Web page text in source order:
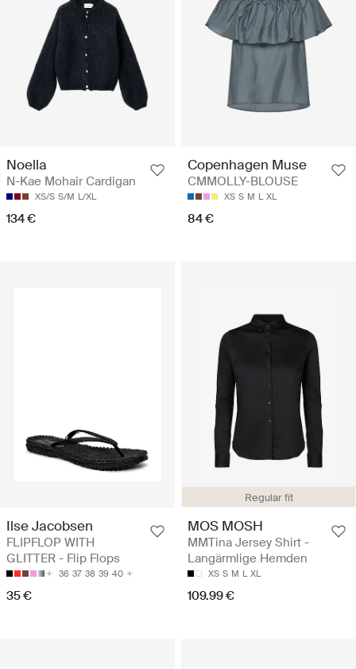
Noella
N-Kae Mohair Cardigan
XS/S S/M L/XL
134 €
Copenhagen Muse
CMMOLLY-BLOUSE
XS S M L XL
84 €
Ilse Jacobsen
FLIPFLOP WITH
GLITTER - Flip Flops
36 37 38 39 40
35 €
Regular fit
MOS MOSH
MMTina Jersey Shirt -
Langärmlige Hemden
XS S M L XL
109.99 €